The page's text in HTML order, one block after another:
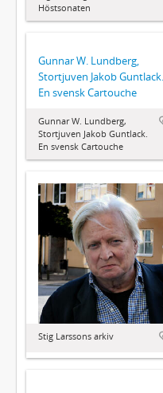
Höstsonaten
Gunnar W. Lundberg,
Stortjuven Jakob Guntlack.
En svensk Cartouche
Gunnar W. Lundberg,
Stortjuven Jakob Guntlack.
En svensk Cartouche
Stig Larssons arkiv